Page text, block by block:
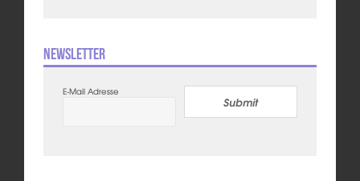
Newsletter
E-Mail Adresse
Submit